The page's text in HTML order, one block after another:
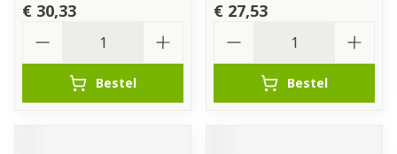
€ 30,33
Bestel
€ 27,53
Bestel